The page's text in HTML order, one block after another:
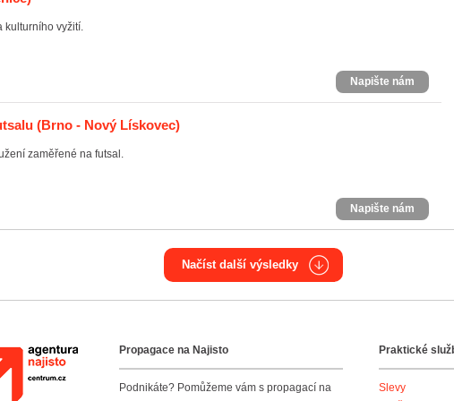
kulturního vyžití.
Napište nám
(Brno - Nový Lískovec)
zaměřené na futsal.
Napište nám
Načíst další výsledky
Agentura NajistoPropagace na Najisto
Podnikáte? Pomůžeme vám s propagací na
Praktické
Slevy